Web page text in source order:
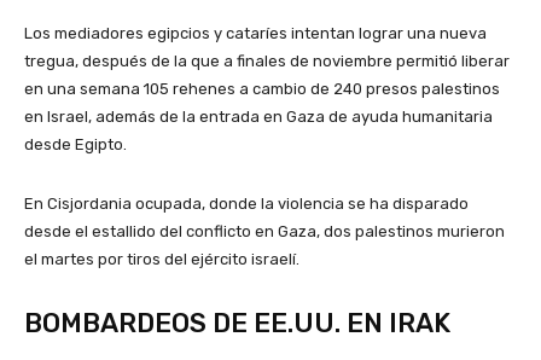
Los mediadores egipcios y cataríes intentan lograr una nueva
tregua, después de la que a finales de noviembre permitió liberar
en una semana 105 rehenes a cambio de 240 presos palestinos
en Israel, además de la entrada en Gaza de ayuda humanitaria
desde Egipto.
En Cisjordania ocupada, donde la violencia se ha disparado
desde el estallido del conflicto en Gaza, dos palestinos murieron
el martes por tiros del ejército israelí.
BOMBARDEOS DE EE.UU. EN IRAK